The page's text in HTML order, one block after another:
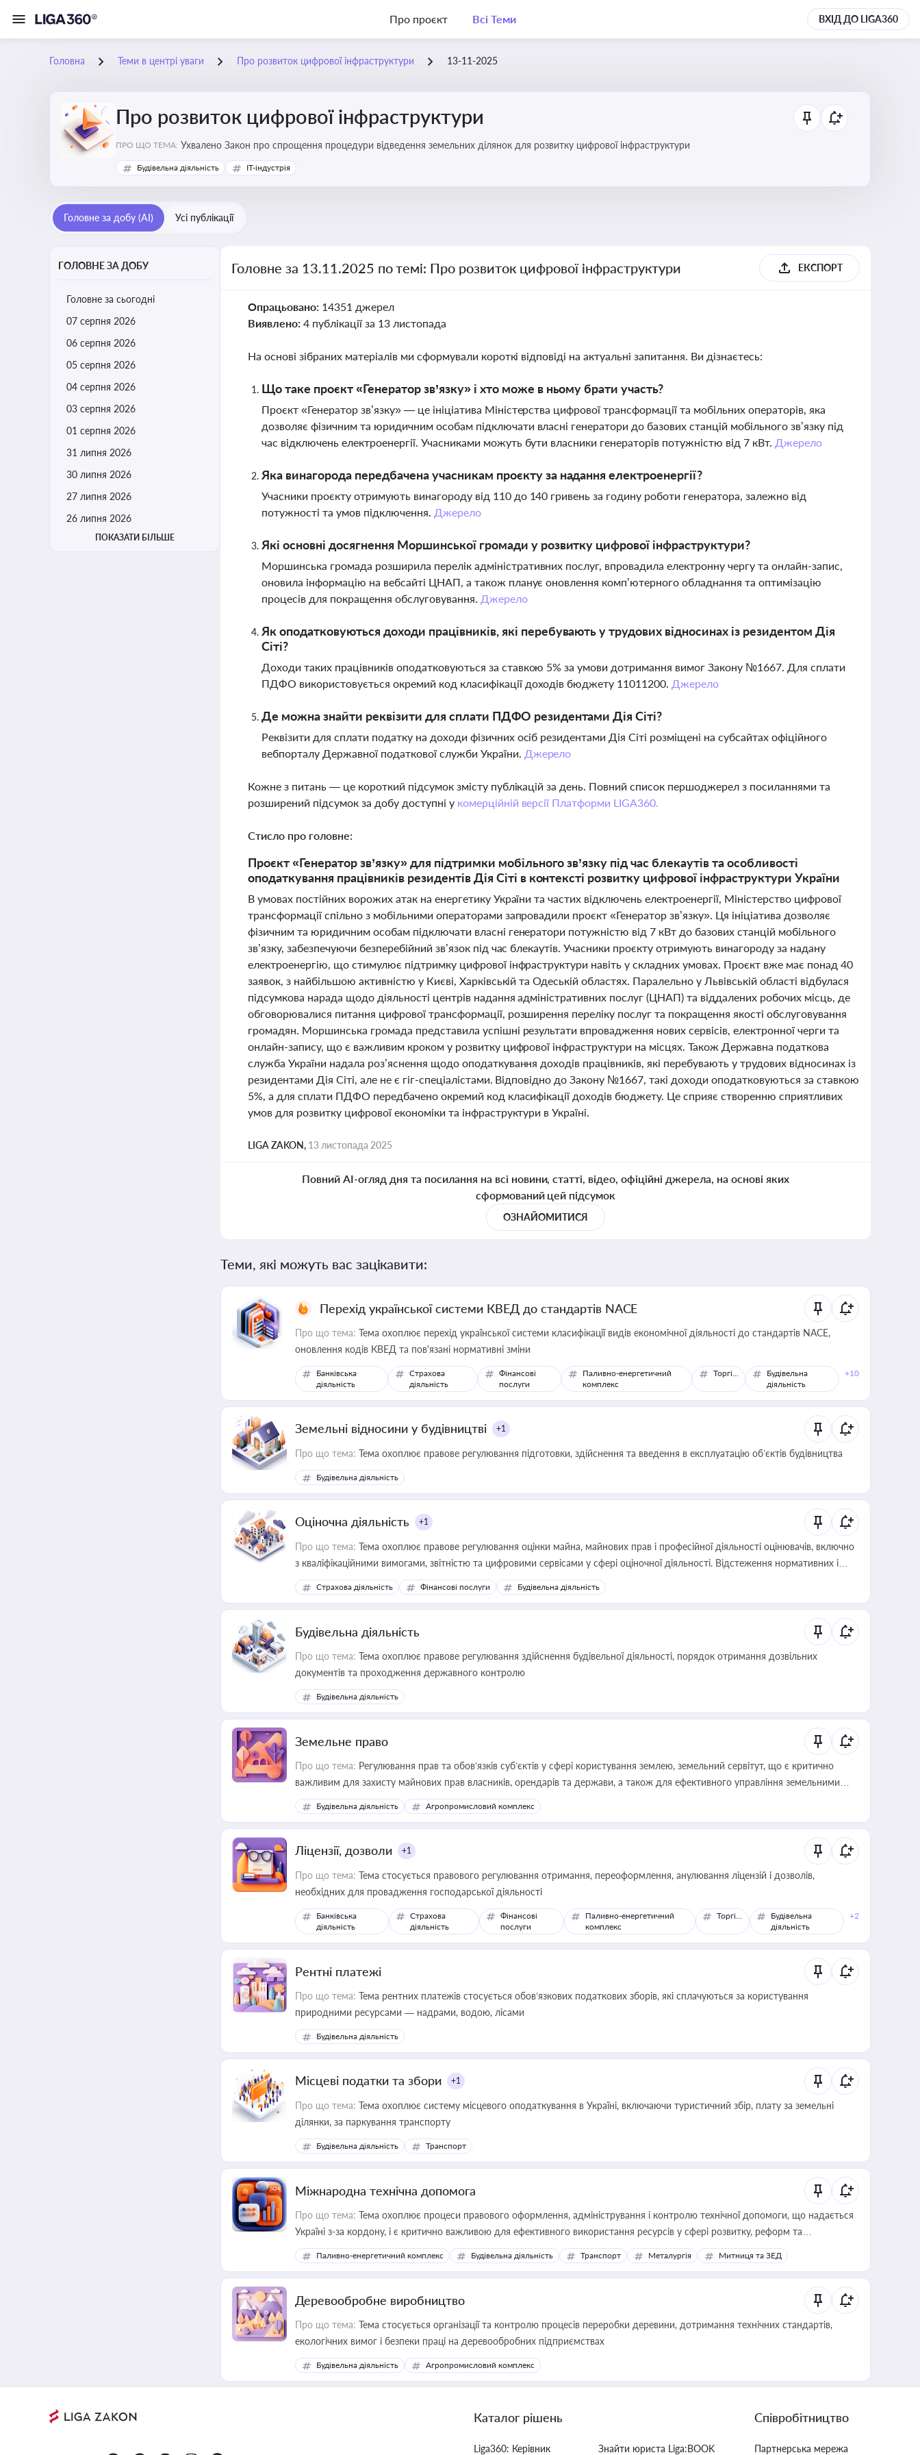
Про проєкт Всі Теми ВХІД ДО LIGA360
Головна Теми в центрі уваги Про розвиток цифрової інфраструктури 13-11-2025
Про розвиток цифрової інфраструктури
ПРО ЩО ТЕМА: Ухвалено Закон про спрощення процедури відведення земельних ділянок для розвитку цифрової інфраструктури
Будівельна діяльність IT-індустрія
Головне за добу (AI) Усі публікації
ГОЛОВНЕ ЗА ДОБУ
Головне за сьогодні
07 серпня 2026
06 серпня 2026
05 серпня 2026
04 серпня 2026
03 серпня 2026
01 серпня 2026
31 липня 2026
30 липня 2026
27 липня 2026
26 липня 2026
ПОКАЗАТИ БІЛЬШЕ
Головне за 13.11.2025 по темі: Про розвиток цифрової інфраструктури ЕКСПОРТ
Опрацьовано: 14351 джерел
Виявлено: 4 публікації за 13 листопада
На основі зібраних матеріалів ми сформували короткі відповіді на актуальні запитання. Ви дізнаєтесь:
Що таке проєкт «Генератор зв’язку» і хто може в ньому брати участь?
Проєкт «Генератор зв’язку» — це ініціатива Міністерства цифрової трансформації та мобільних операторів, яка
дозволяє фізичним та юридичним особам підключати власні генератори до базових станцій мобільного зв’язку під
час відключень електроенергії. Учасниками можуть бути власники генераторів потужністю від 7 кВт. Джерело
Яка винагорода передбачена учасникам проєкту за надання електроенергії?
Учасники проєкту отримують винагороду від 110 до 140 гривень за годину роботи генератора, залежно від
потужності та умов підключення. Джерело
Які основні досягнення Моршинської громади у розвитку цифрової інфраструктури?
Моршинська громада розширила перелік адміністративних послуг, впровадила електронну чергу та онлайн-запис,
оновила інформацію на вебсайті ЦНАП, а також планує оновлення комп’ютерного обладнання та оптимізацію
процесів для покращення обслуговування. Джерело
Як оподатковуються доходи працівників, які перебувають у трудових відносинах із резидентом Дія
Сіті?
Доходи таких працівників оподатковуються за ставкою 5% за умови дотримання вимог Закону №1667. Для сплати
ПДФО використовується окремий код класифікації доходів бюджету 11011200. Джерело
Де можна знайти реквізити для сплати ПДФО резидентами Дія Сіті?
Реквізити для сплати податку на доходи фізичних осіб резидентами Дія Сіті розміщені на субсайтах офіційного
вебпорталу Державної податкової служби України. Джерело
Кожне з питань — це короткий підсумок змісту публікацій за день. Повний список першоджерел з посиланнями та
розширений підсумок за добу доступні у комерційній версії Платформи LIGA360.
Стисло про головне:
Проєкт «Генератор зв’язку» для підтримки мобільного зв’язку під час блекаутів та особливості
оподаткування працівників резидентів Дія Сіті в контексті розвитку цифрової інфраструктури України
В умовах постійних ворожих атак на енергетику України та частих відключень електроенергії, Міністерство цифрової
трансформації спільно з мобільними операторами запровадили проєкт «Генератор зв’язку». Ця ініціатива дозволяє
фізичним та юридичним особам підключати власні генератори потужністю від 7 кВт до базових станцій мобільного
зв’язку, забезпечуючи безперебійний зв’язок під час блекаутів. Учасники проєкту отримують винагороду за надану
електроенергію, що стимулює підтримку цифрової інфраструктури навіть у складних умовах. Проєкт вже має понад 40
заявок, з найбільшою активністю у Києві, Харківській та Одеській областях. Паралельно у Львівській області відбулася
підсумкова нарада щодо діяльності центрів надання адміністративних послуг (ЦНАП) та віддалених робочих місць, де
обговорювалися питання цифрової трансформації, розширення переліку послуг та покращення якості обслуговування
громадян. Моршинська громада представила успішні результати впровадження нових сервісів, електронної черги та
онлайн-запису, що є важливим кроком у розвитку цифрової інфраструктури на місцях. Також Державна податкова
служба України надала роз’яснення щодо оподаткування доходів працівників, які перебувають у трудових відносинах із
резидентами Дія Сіті, але не є гіг-спеціалістами. Відповідно до Закону №1667, такі доходи оподатковуються за ставкою
5%, а для сплати ПДФО передбачено окремий код класифікації доходів бюджету. Це сприяє створенню сприятливих
умов для розвитку цифрової економіки та інфраструктури в Україні.
LIGA ZAKON, 13 листопада 2025
Повний AI-огляд дня та посилання на всі новини, статті, відео, офіційні джерела, на основі яких
сформований цей підсумок
ОЗНАЙОМИТИСЯ
Теми, які можуть вас зацікавити:
Перехід української системи КВЕД до стандартів NACE
Про що тема: Тема охоплює перехід української системи класифікації видів економічної діяльності до стандартів NACE,
оновлення кодів КВЕД та пов'язані нормативні зміни
Банківська
діяльність
Страхова
діяльність
Фінансові
послуги
Паливно-енергетичний
комплекс
Торгівля
Будівельна
діяльність
+10
Земельні відносини у будівництві +1
Про що тема: Тема охоплює правове регулювання підготовки, здійснення та введення в експлуатацію об’єктів будівництва
Будівельна діяльність
Оціночна діяльність +1
Про що тема: Тема охоплює правове регулювання оцінки майна, майнових прав і професійної діяльності оцінювачів, включно
з кваліфікаційними вимогами, звітністю та цифровими сервісами у сфері оціночної діяльності. Відстеження нормативних і
медійних змін у цій сфері корисне для власника бізнесу, керівника, юриста або бухгалтера під час оподаткування,
приватизації, оренди державного майна, корпоративних угод і перевірки статусу суб'єктів оціночної діяльності
Страхова діяльність Фінансові послуги Будівельна діяльність
Будівельна діяльність
Про що тема: Тема охоплює правове регулювання здійснення будівельної діяльності, порядок отримання дозвільних
документів та проходження державного контролю
Будівельна діяльність
Земельне право
Про що тема: Регулювання прав та обов’язків суб’єктів у сфері користування землею, земельний сервітут, що є критично
важливим для захисту майнових прав власників, орендарів та держави, а також для ефективного управління земельними
ресурсами
Будівельна діяльність Агропромисловий комплекс
Ліцензії, дозволи +1
Про що тема: Тема стосується правового регулювання отримання, переоформлення, анулювання ліцензій і дозволів,
необхідних для провадження господарської діяльності
Банківська
діяльність
Страхова
діяльність
Фінансові
послуги
Паливно-енергетичний
комплекс
Торгівля
Будівельна
діяльність
+2
Рентні платежі
Про що тема: Тема рентних платежів стосується обов’язкових податкових зборів, які сплачуються за користування
природними ресурсами — надрами, водою, лісами
Будівельна діяльність
Місцеві податки та збори +1
Про що тема: Тема охоплює систему місцевого оподаткування в Україні, включаючи туристичний збір, плату за земельні
ділянки, за паркування транспорту
Будівельна діяльність Транспорт
Міжнародна технічна допомога
Про що тема: Тема охоплює процеси правового оформлення, адміністрування і контролю технічної допомоги, що надається
Україні з-за кордону, і є критично важливою для ефективного використання ресурсів у сфері розвитку, реформ та
інфраструктурних проєктів
Паливно-енергетичний комплекс Будівельна діяльність Транспорт Металургія Митниця та ЗЕД
Деревообробне виробництво
Про що тема: Тема стосується організації та контролю процесів переробки деревини, дотримання технічних стандартів,
екологічних вимог і безпеки праці на деревообробних підприємствах
Будівельна діяльність Агропромисловий комплекс
Каталог рішень
Liga360: Керівник Знайти юриста Liga:BOOK
Співробітництво
Партнерська мережа